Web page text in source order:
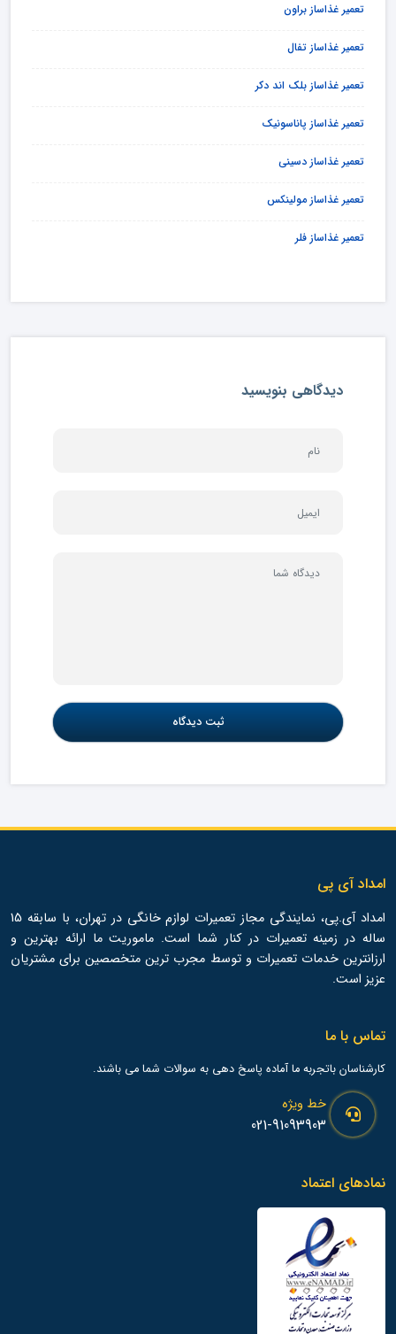
تعمیر غذاساز براون
تعمیر غذاساز تفال
تعمیر غذاساز بلک اند دکر
تعمیر غذاساز پاناسونیک
تعمیر غذاساز دسینی
تعمیر غذاساز مولینکس
تعمیر غذاساز فلر
دیدگاهی بنویسید
امداد آی پی
امداد آی.پی، نمایندگی مجاز تعمیرات لوازم خانگی در تهران، با سابقه 15
ساله در زمینه تعمیرات در کنار شما است. ماموریت ما ارائه بهترین و
ارزانترین خدمات تعمیرات و توسط مجرب ترین متخصصین برای مشتریان
عزیز است.
تماس با ما
کارشناسان باتجربه ما آماده پاسخ دهی به سوالات شما می باشند.
خط ویژه
021-91093903
نمادهای اعتماد